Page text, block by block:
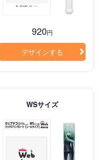
920円
デザインする
WSサイズ